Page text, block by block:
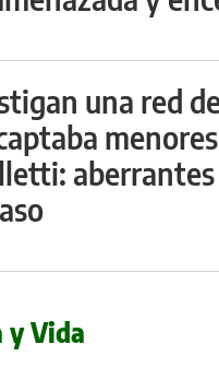
una red
y Vida